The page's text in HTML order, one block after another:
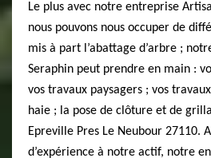
Le plus avec notre entreprise
nous pouvons nous occuper de
mis à part l’abattage d’arbre ;
Seraphin peut prendre en main :
vos travaux paysagers ; vos
haie ; la pose de clôture et de
Epreville Pres Le Neubour 27110.
d’expérience à notre actif, notre